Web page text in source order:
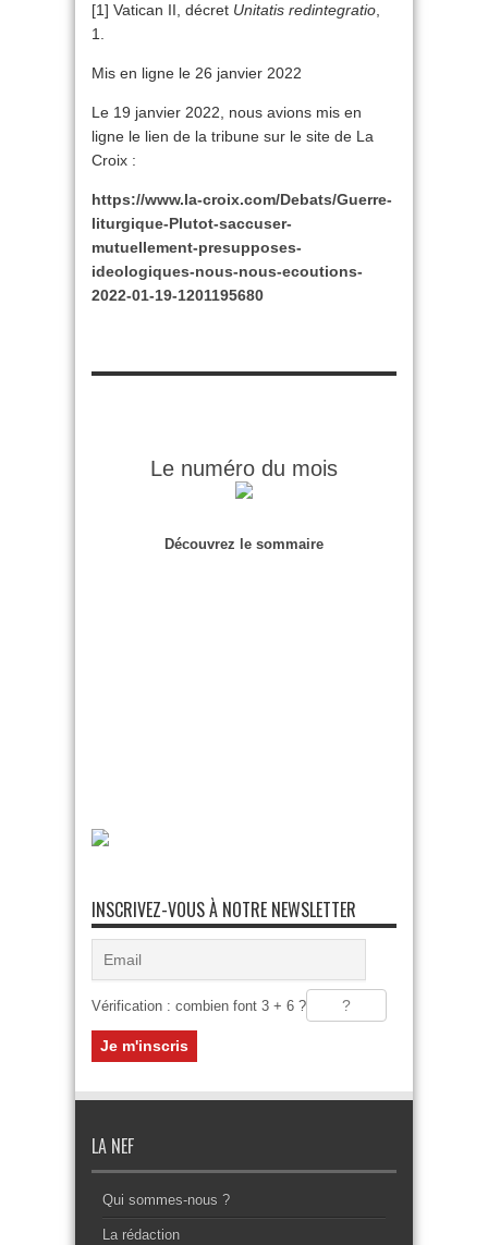
[1] Vatican II, décret Unitatis redintegratio
1.
Mis en ligne le 26 janvier 2022
Le 19 janvier 2022, nous avions mis en
ligne le lien de la tribune sur le site de La
Croix :
https://www.la-croix.com/Debats/Guerre-
liturgique-Plutot-saccuser-
mutuellement-presupposes-
ideologiques-nous-nous-ecoutions-
2022-01-19-1201195680
Le numéro du mois
Découvrez le sommaire
INSCRIVEZ-VOUS À NOTRE NEWSLETTER
Vérification : combien font 3 + 6 ?
LA NEF
Qui sommes-nous ?
La rédaction